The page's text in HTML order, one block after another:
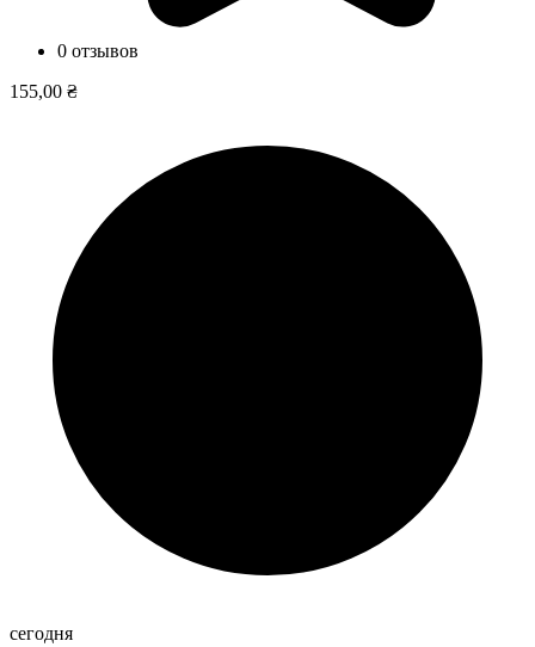
0 отзывов
155,00 ₴
сегодня